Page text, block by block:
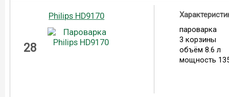
28
Philips HD9170
пароварка
3 корзины
объём 8.6 л
мощность